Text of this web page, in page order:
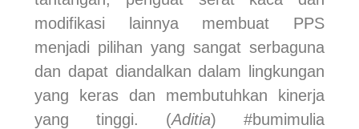
modifikasi lainnya membuat PPS
menjadi pilihan yang sangat serbaguna
dan dapat diandalkan dalam lingkungan
yang keras dan membutuhkan kinerja
yang tinggi. (Aditia) #bumimulia